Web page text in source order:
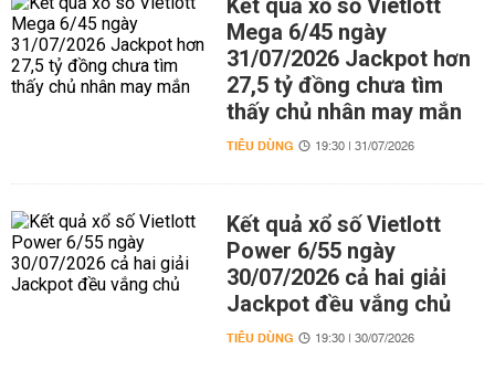
Kết quả xổ số Vietlott
Mega 6/45 ngày
31/07/2026 Jackpot hơn
27,5 tỷ đồng chưa tìm
thấy chủ nhân may mắn
TIÊU DÙNG 19:30 | 31/07/2026
Kết quả xổ số Vietlott
Power 6/55 ngày
30/07/2026 cả hai giải
Jackpot đều vắng chủ
TIÊU DÙNG 19:30 | 30/07/2026